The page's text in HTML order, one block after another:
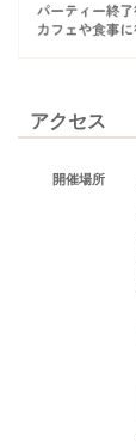
アクセス
開催場所